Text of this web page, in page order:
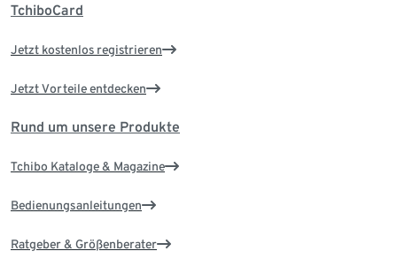
TchiboCard
Jetzt kostenlos registrieren
Jetzt Vorteile entdecken
Rund um unsere Produkte
Tchibo Kataloge & Magazine
Bedienungsanleitungen
Ratgeber & Größenberater